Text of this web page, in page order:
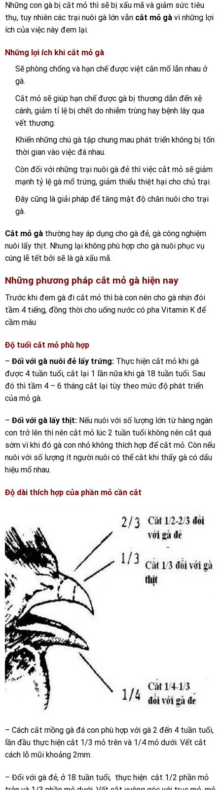
Những con gà bị cắt mỏ thì sẽ bị xấu mã và giảm sức tiêu
thụ, tuy nhiên các trại nuôi gà lớn vẫn cắt mỏ gà vì những lợi
ích của việc này đem lại.
Những lợi ích khi cắt mỏ gà
Sẽ phòng chống và hạn chế được việt cắn mổ lẫn nhau ở
gà.
Cắt mỏ sẽ giúp hạn chế được gà bị thương dẫn đến xệ
cánh, giảm tỉ lệ bị chết do nhiễm trùng hay bệnh lây qua
vết thương.
Khiến những chú gà tập chung mau phát triển không bị tốn
thời gian vào việc đá nhau.
Còn đối với những trại nuôi gà đẻ thì việc cắt mỏ sẽ giảm
mạnh tỷ lệ gà mổ trứng, giảm thiểu thiệt hại cho chủ trại.
Đây cũng là giải pháp để tăng mật độ chăn nuôi cho trại
gà.
Cắt mỏ gà thường hay áp dụng cho gà đẻ, gà công nghiệm
nuôi lấy thịt. Nhưng lại không phù hợp cho gà nuôi phục vụ
cúng lễ tết bởi sẽ là gà xấu mã.
Những phương pháp cắt mỏ gà hiện nay
Trước khi đem gà đi cắt mỏ thì bà con nên cho gà nhịn đói
tầm 4 tiếng, đồng thời cho uống nước có pha Vitamin K để
cầm máu
Độ tuổi cắt mỏ phù hợp
– Đối với gà nuôi đẻ lấy trứng: Thực hiện cắt mỏ khi gà
được 4 tuần tuổi, cắt lại 1 lần nữa khi gà 18 tuần tuổi. Sau
đó thì tầm 4 – 6 tháng cắt lại tùy theo mức độ phát triển
của mỏ gà.
– Đối với gà lấy thịt: Nếu nuôi với số lượng lớn từ hàng ngàn
con trở lên thì nên cắt mỏ lúc 2 tuần tuổi không nên cắt quá
sớm vì khi đó gà con nhỏ không thích hợp để cắt mỏ. Còn nếu
nuôi với số lượng ít người nuôi có thể cắt khi thấy gà có dấu
hiệu mổ nhau.
Độ dài thích hợp của phần mỏ cần cắt
– Cách cắt mồng gà đá con phù hợp với gà 2 đến 4 tuần tuổi,
lần đầu thực hiện cắt 1/3 mỏ trên và 1/4 mỏ dưới. Vết cắt
cách lỗ mũi khoảng 2mm.
– Đối với gà đẻ, ở 18 tuần tuổi, thực hiện cắt 1/2 phần mỏ